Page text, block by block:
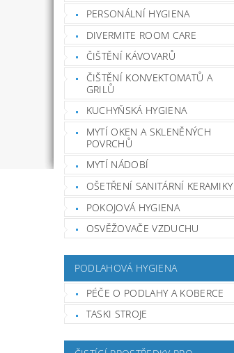
PERSONÁLNÍ HYGIENA
DIVERMITE ROOM CARE
ČIŠTĚNÍ KÁVOVARŮ
ČIŠTĚNÍ KONVEKTOMATŮ A
GRILŮ
KUCHYŇSKÁ HYGIENA
MYTÍ OKEN A SKLENĚNÝCH
POVRCHŮ
MYTÍ NÁDOBÍ
OŠETŘENÍ SANITÁRNÍ KERAMIKY
POKOJOVÁ HYGIENA
OSVĚŽOVAČE VZDUCHU
PODLAHOVÁ HYGIENA
PÉČE O PODLAHY A KOBERCE
TASKI STROJE